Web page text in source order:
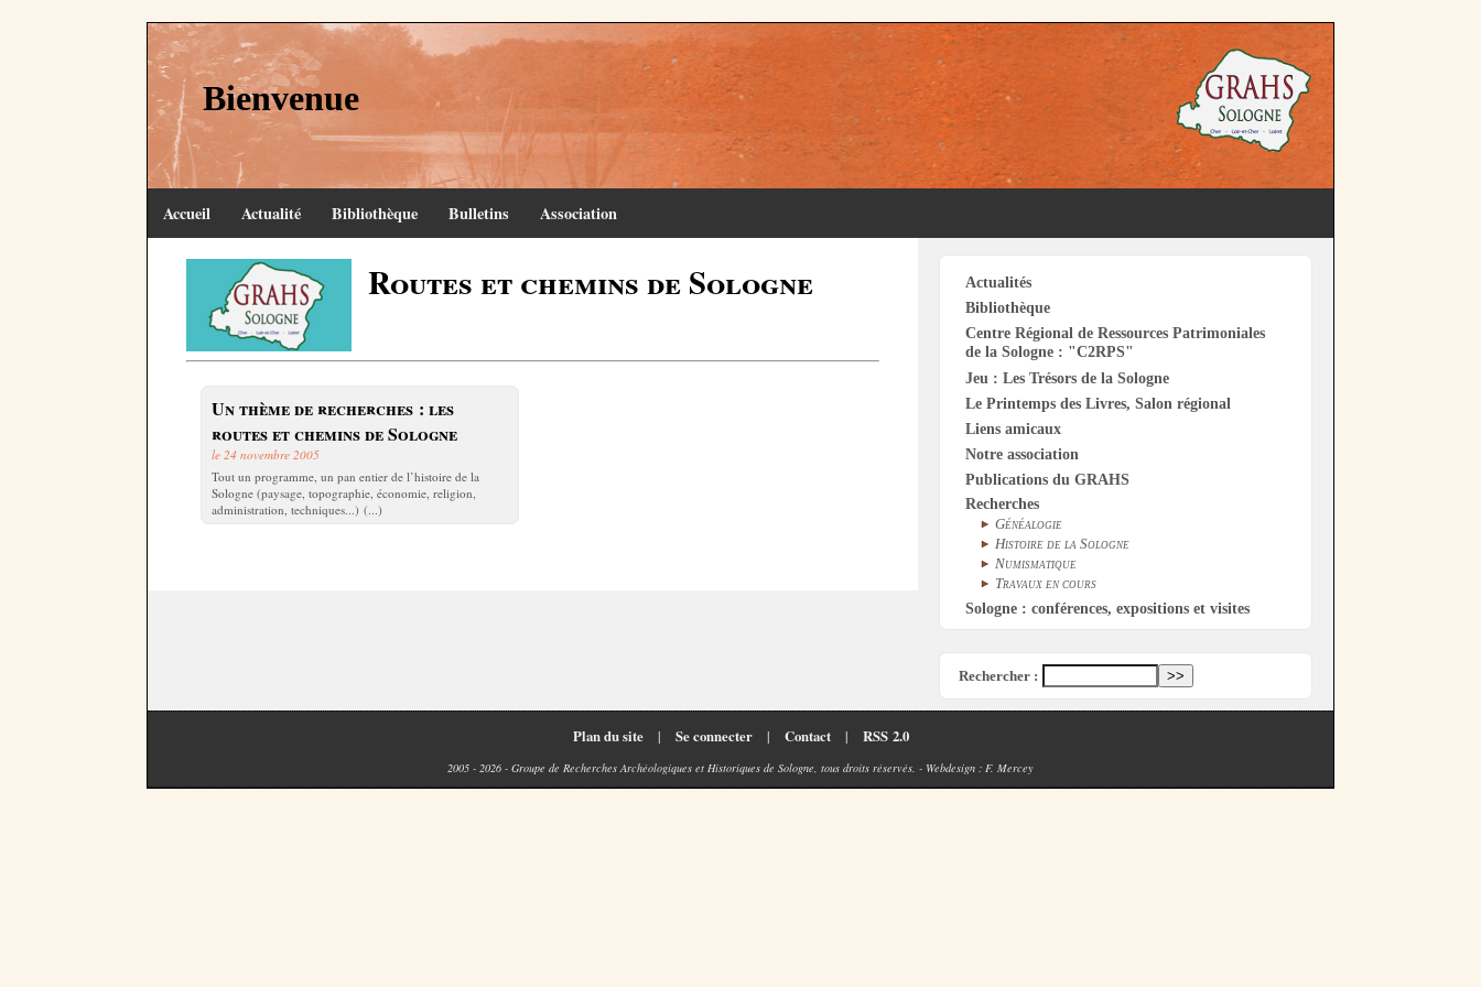
Bienvenue
Accueil Actualité Bibliothèque Bulletins Association
Routes et chemins de Sologne
Un thème de recherches : les
routes et chemins de Sologne
le 24 novembre 2005
Tout un programme, un pan entier de l’histoire de la
Sologne (paysage, topographie, économie, religion,
administration, techniques...) (...)
Actualités
Bibliothèque
Centre Régional de Ressources Patrimoniales
de la Sologne : "C2RPS"
Jeu : Les Trésors de la Sologne
Le Printemps des Livres, Salon régional
Liens amicaux
Notre association
Publications du GRAHS
Recherches
Généalogie
Histoire de la Sologne
Numismatique
Travaux en cours
Sologne : conférences, expositions et visites
Rechercher :
Plan du site | Se connecter | Contact | RSS 2.0
2005 - 2026 - Groupe de Recherches Archéologiques et Historiques de Sologne, tous droits réservés. - Webdesign : F. Mercey